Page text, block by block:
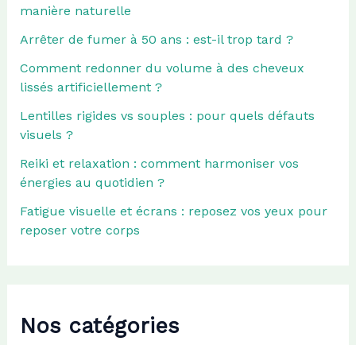
manière naturelle
Arrêter de fumer à 50 ans : est-il trop tard ?
Comment redonner du volume à des cheveux
lissés artificiellement ?
Lentilles rigides vs souples : pour quels défauts
visuels ?
Reiki et relaxation : comment harmoniser vos
énergies au quotidien ?
Fatigue visuelle et écrans : reposez vos yeux pour
reposer votre corps
Nos catégories